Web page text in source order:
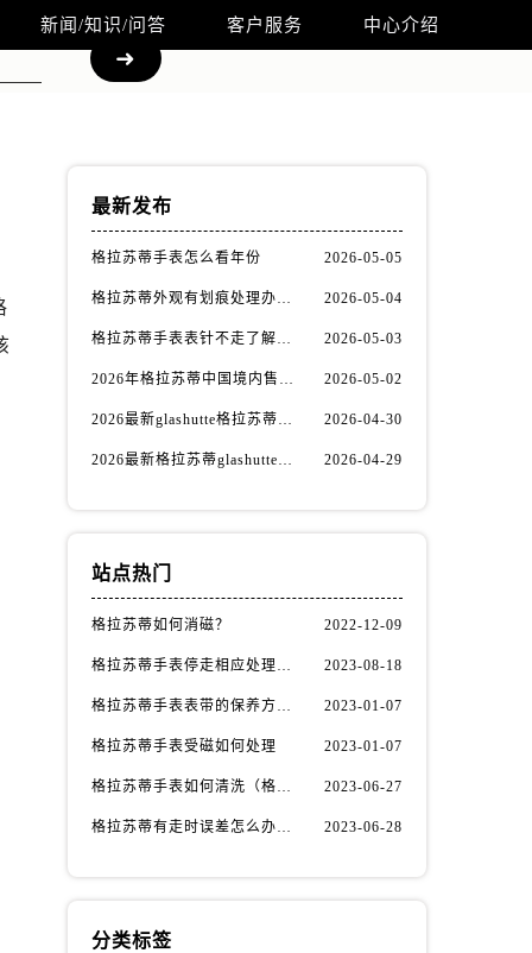
新闻/知识/问答 客户服务 中心介绍
最新发布
格拉苏蒂手表怎么看年份 2026-05-05
格拉苏蒂外观有划痕处理办法深度解析 2026-05-04
格拉苏蒂手表表针不走了解决办法推荐 2026-05-03
2026年格拉苏蒂中国境内售后服务资源升级优化公告（最新电话及地址） 2026-05-02
2026最新glashutte格拉苏蒂名表官方服务网点地址考察报告 2026-04-30
2026最新格拉苏蒂glashutte手表维修保养服务网点地址考察报告 2026-04-29
站点热门
格拉苏蒂如何消磁？ 2022-12-09
格拉苏蒂手表停走相应处理办法（格拉苏蒂手表停走如何维修） 2023-08-18
格拉苏蒂手表表带的保养方法有哪些？ 2023-01-07
格拉苏蒂手表受磁如何处理 2023-01-07
格拉苏蒂手表如何清洗（格拉苏蒂手表怎样才能清洗干净） 2023-06-27
格拉苏蒂有走时误差怎么办（格拉苏蒂手表出现误差原因） 2023-06-28
分类标签